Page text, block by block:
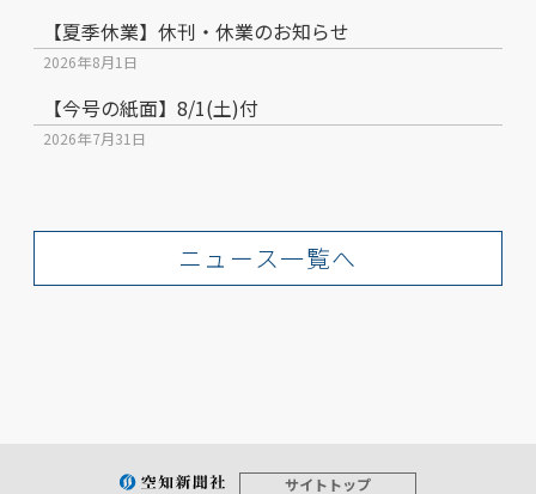
【夏季休業】休刊・休業のお知らせ
2026年8月1日
【今号の紙面】8/1(土)付
2026年7月31日
ニュース一覧へ
サイトトップ